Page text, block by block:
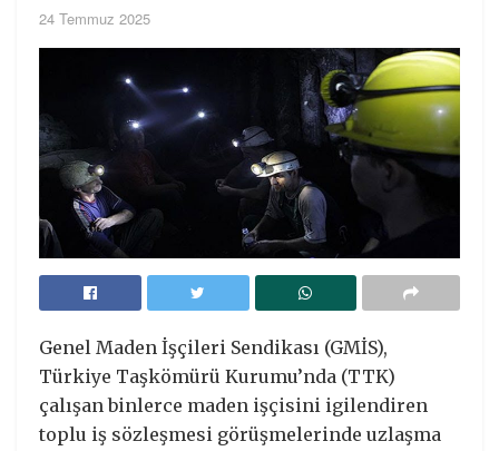
24 Temmuz 2025
Genel Maden İşçileri Sendikası (GMİS),
Türkiye Taşkömürü Kurumu’nda (TTK)
çalışan binlerce maden işçisini igilendiren
toplu iş sözleşmesi görüşmelerinde uzlaşma